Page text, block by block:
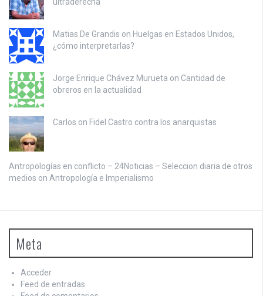
Matias De Grandis on Huelgas en Estados Unidos,
¿cómo interpretarlas?
Jorge Enrique Chávez Murueta on Cantidad de
obreros en la actualidad
Carlos on Fidel Castro contra los anarquistas
Antropologías en conflicto – 24Noticias – Seleccion diaria de otros
medios on Antropología e Imperialismo
Meta
Acceder
Feed de entradas